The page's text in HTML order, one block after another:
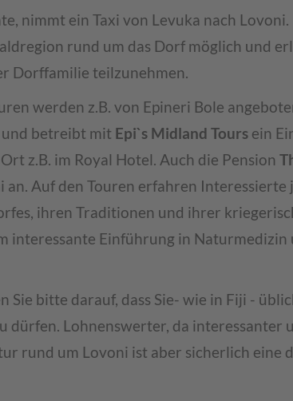
nimmt ein Taxi von Levuka nach Lovoni.
rund um das Dorf möglich und
Dorffamilie teilzunehmen.
werden z.B. von Epineri Bole
und betreibt mit Epi`s Midland Tours ein
z.B. im Royal Hotel. Auch die Pension
an. Auf den Touren erfahren Interessierte
ihren Traditionen und ihrer
interessante Einführung in Naturmedizin
Sie bitte darauf, dass Sie- wie in Fiji -
dürfen. Lohnenswerter, da interessanter
rund um Lovoni ist aber sicherlich eine